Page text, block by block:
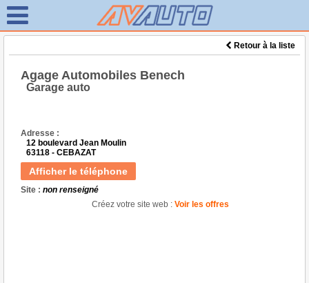
Retour à la liste
Agage Automobiles Benech
Garage auto
Adresse :
12 boulevard Jean Moulin
63118 - CEBAZAT
Afficher le téléphone
Site : non renseigné
Créez votre site web : Voir les offres